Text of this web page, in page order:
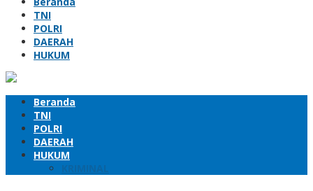
TNI
POLRI
DAERAH
HUKUM
Beranda
TNI
POLRI
DAERAH
HUKUM
KRIMINAL